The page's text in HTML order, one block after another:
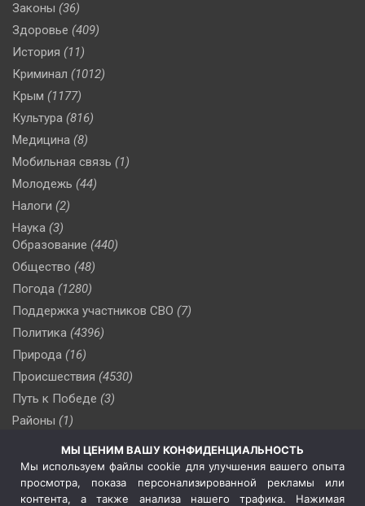
Законы (36)
Здоровье (409)
История (11)
Криминал (1012)
Крым (1177)
Культура (816)
Медицина (8)
Мобильная связь (1)
Молодежь (44)
Налоги (2)
Наука (3)
Образование (440)
Общество (48)
Погода (1280)
Поддержка участников СВО (7)
Политика (4396)
Природа (16)
Происшествия (4530)
Путь к Победе (3)
Районы (1)
(510)
Сельское хозяйство (3)
Социальная политика
(3)
МЫ ЦЕНИМ ВАШУ КОНФИДЕНЦИАЛЬНОСТЬ
Мы используем файлы cookie для улучшения вашего опыта
просмотра, показа персонализированной рекламы или
контента, а также анализа нашего трафика. Нажимая